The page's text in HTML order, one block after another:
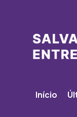
Início